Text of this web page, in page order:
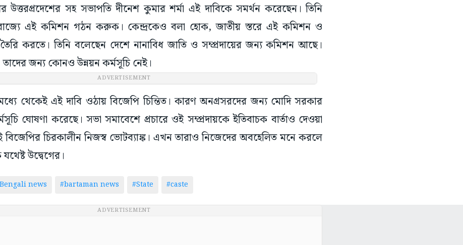
উত্তরপ্রদেশের সহ সভাপতি দীনেশ কুমার শর্মা এই দাবিকে সমর্থন করেছেন। তিনি
এই কমিশন গঠন করুক। কেন্দ্রকেও বলা হোক, জাতীয় স্তরে এই কমিশন ও
করতে। তিনি বলেছেন দেশে নানাবিধ জাতি ও সম্প্রদায়ের জন্য কমিশন আছে।
জন্য কোনও উন্নয়ন কর্মসূচি নেই।
ADVERTISEMENT
থেকেই এই দাবি ওঠায় বিজেপি চিন্তিত। কারণ অনগ্রসরদের জন্য মোদি সরকার
ঘোষণা করেছে। সভা সমাবেশে প্রচারে ওই সম্প্রদায়কে ইতিবাচক বার্তাও দেওয়া
বিজেপির চিরকালীন নিজস্ব ভোটব্যাঙ্ক। এখন তারাও নিজেদের অবহেলিত মনে করলে
উদ্বেগের।
news #bartaman news #State #caste
ADVERTISEMENT